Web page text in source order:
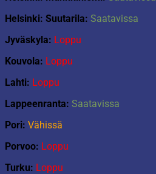
Helsinki: Suutarila: Saatavissa
Jyväskyla: Loppu
Kouvola: Loppu
Lahti: Loppu
Lappeenranta: Saatavissa
Pori: Vähissä
Porvoo: Loppu
Turku: Loppu